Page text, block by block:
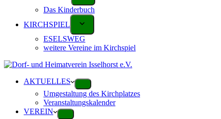
Das Kinderbuch
KIRCHSPIEL
ESELSWEG
weitere Vereine im Kirchspiel
AKTUELLES
Umgestaltung des Kirchplatzes
Veranstaltungskalender
VEREIN